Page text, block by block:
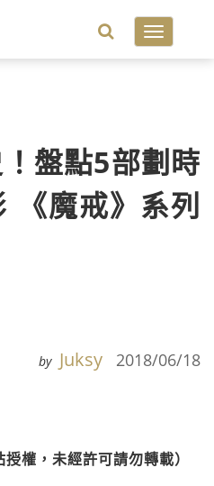
Toggle
盤點5部劃時
《魔戒》系列
by Juksy 2018/06/18
授權，未經許可請勿轉載）